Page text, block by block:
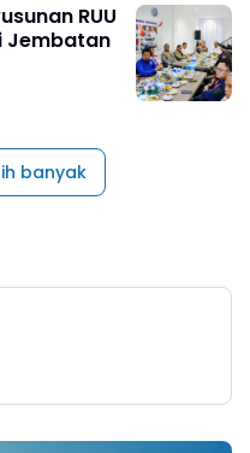
RUU
Jembatan
banyak